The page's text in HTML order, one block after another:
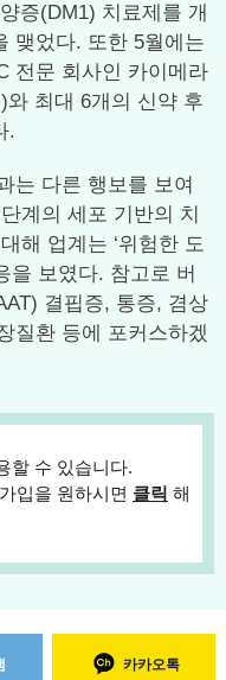
증(DM1) 치료제를 개
맺었다. 또한 5월에는
전문 회사인 카이메라
와 최대 6개의 신약 후
.
는 다른 행보를 보여
계의 세포 기반의 치
해 업계는 ‘위험한 도
을 보였다. 참고로 버
결핍증, 통증, 겸상
질환 등에 포커스하겠
할 수 있습니다.
입을 원하시면 클릭 해
카카오톡